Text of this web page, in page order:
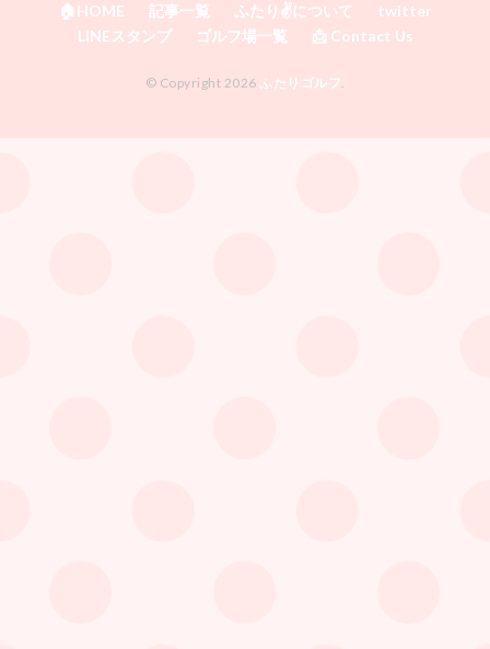
🏠HOME 記事一覧 ふたり✌️について
twitter
LINEスタンプ
ゴルフ場一覧 📩 Contact Us
© Copyright 2026 ふたりゴルフ.